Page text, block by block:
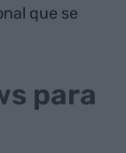
que se
para